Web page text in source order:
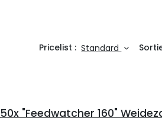
Pricelist : Standard
50x "Feedwatcher 160"